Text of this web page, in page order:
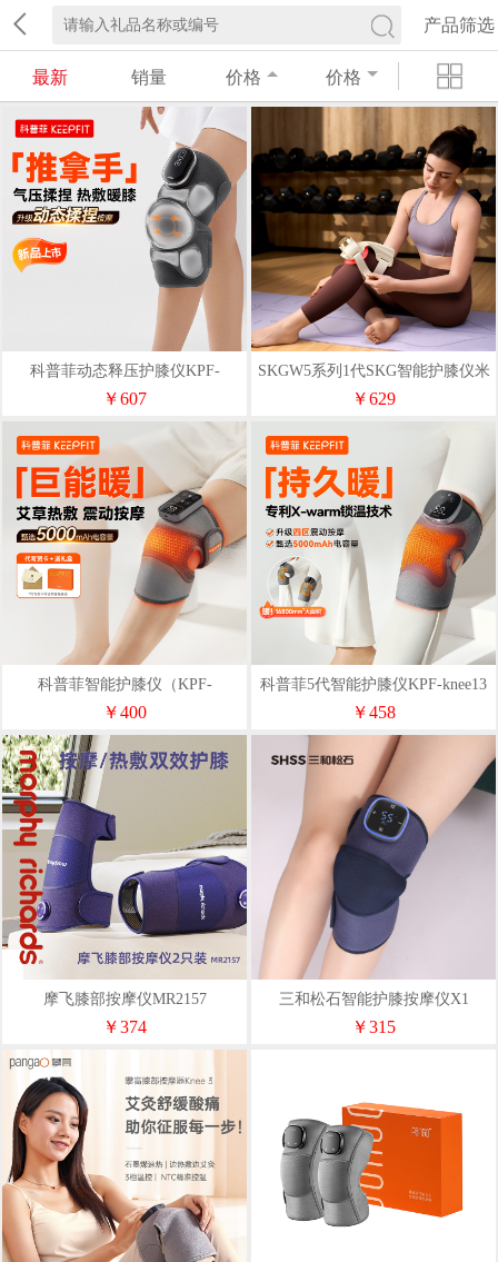
产品筛选
最新 销量 价格 价格
科普菲动态释压护膝仪KPF-
knee16S
￥607
SKGW5系列1代SKG智能护膝仪米
金色豪华款
￥629
科普菲智能护膝仪（KPF-
knee09）
￥400
科普菲5代智能护膝仪KPF-knee13
￥458
摩飞膝部按摩仪MR2157
￥374
三和松石智能护膝按摩仪X1
￥315